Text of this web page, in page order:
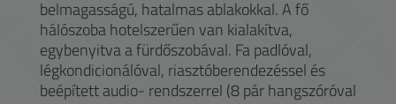
belmagasságú, hatalmas ablakokkal. A fő
hálószoba hotelszerűen van kialakítva,
egybenyitva a fürdőszobával. Fa padlóval,
légkondicionálóval, riasztóberendezéssel és
beépített audio- rendszerrel (8 pár hangszóróval